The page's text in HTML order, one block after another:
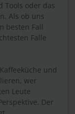
Tools oder das
Als ob uns
besten Fall
Falle
und
wer
Leute
Der